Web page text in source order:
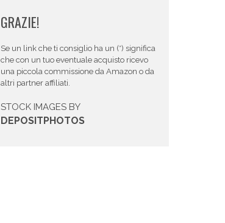
GRAZIE!
Se un link che ti consiglio ha un (*) significa
che con un tuo eventuale acquisto ricevo
una piccola commissione da Amazon o da
altri partner affiliati.
STOCK IMAGES BY
DEPOSITPHOTOS